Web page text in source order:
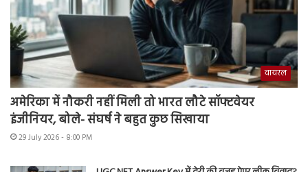
वायरल
अमेरिका में नौकरी नहीं मिली तो भारत लौटे सॉफ्टवेयर
इंजीनियर, बोले- संघर्ष ने बहुत कुछ सिखाया
29 July 2026 - 8:00 PM